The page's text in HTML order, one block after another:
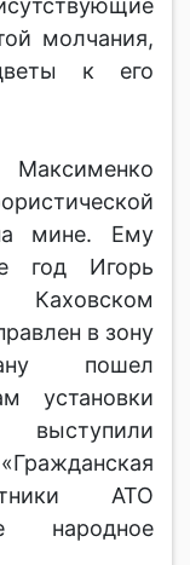
молчания,
к его
мине. Ему
год Игорь
в зону
пошел
установки
АТО
народное